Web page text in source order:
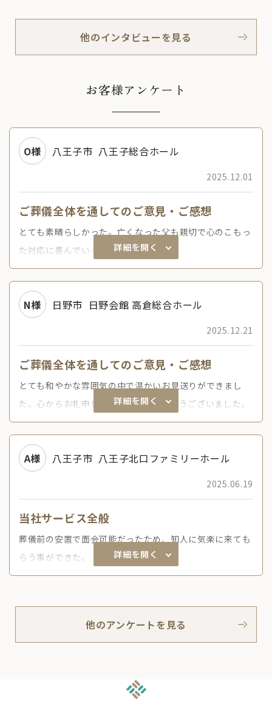
他のインタビューを見る
お客様アンケート
O様 八王子市 八王子総合ホール
2025.12.01
ご葬儀全体を通してのご意見・ご感想
とても素晴らしかった。亡くなった父も親切で心のこもっ
た対応に喜んでいると思います。
詳細を開く
N様 日野市 日野会館 高倉総合ホール
2025.12.21
ご葬儀全体を通してのご意見・ご感想
とても和やかな雰囲気の中で温かいお見送りができまし
た。心からお礼申し上げます、ありがとうございました。
詳細を開く
A様 八王子市 八王子北口ファミリーホール
2025.06.19
当社サービス全般
葬儀前の安置で面会可能だったため、知人に気楽に来ても
らう事ができた。
詳細を開く
他のアンケートを見る